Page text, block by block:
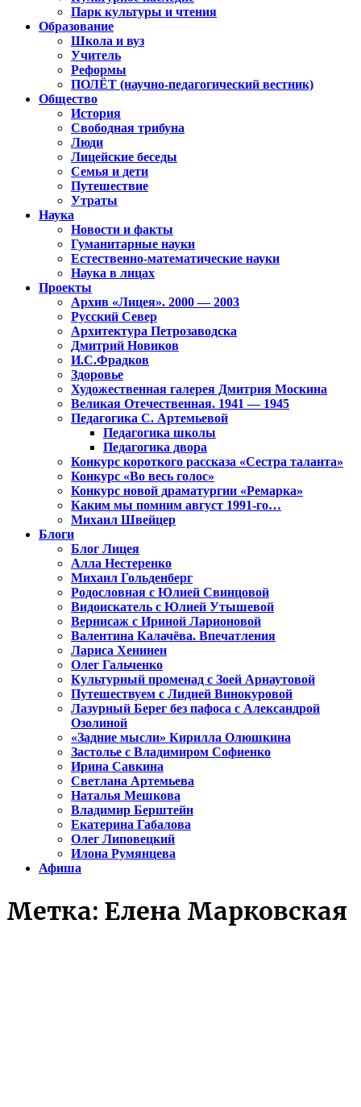
Парк культуры и чтения
Образование
Школа и вуз
Учитель
Реформы
ПОЛЁТ (научно-педагогический вестник)
Общество
История
Свободная трибуна
Люди
Лицейские беседы
Семья и дети
Путешествие
Утраты
Наука
Новости и факты
Гуманитарные науки
Естественно-математические науки
Наука в лицах
Проекты
Архив «Лицея». 2000 — 2003
Русский Север
Архитектура Петрозаводска
Дмитрий Новиков
И.С.Фрадков
Здоровье
Художественная галерея Дмитрия Москина
Великая Отечественная. 1941 — 1945
Педагогика С. Артемьевой
Педагогика школы
Педагогика двора
Конкурс короткого рассказа «Сестра таланта»
Конкурс «Во весь голос»
Конкурс новой драматургии «Ремарка»
Каким мы помним август 1991-го…
Михаил Швейцер
Блоги
Блог Лицея
Алла Нестеренко
Михаил Гольденберг
Родословная с Юлией Свинцовой
Видоискатель с Юлией Утышевой
Вернисаж с Ириной Ларионовой
Валентина Калачёва. Впечатления
Лариса Хенинен
Олег Гальченко
Культурный променад с Зоей Арнаутовой
Путешествуем с Лидией Винокуровой
Лазурный Берег без пафоса с Александрой
Озолиной
«Задние мысли» Кирилла Олюшкина
Застолье с Владимиром Софиенко
Ирина Савкина
Светлана Артемьева
Наталья Мешкова
Владимир Берштейн
Екатерина Габалова
Олег Липовецкий
Илона Румянцева
Афиша
Метка: Елена Марковская